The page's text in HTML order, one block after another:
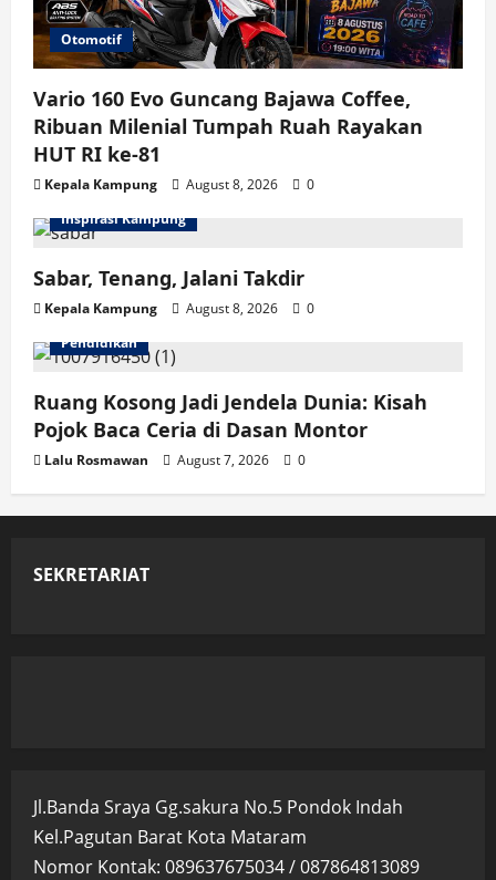
Otomotif
Vario 160 Evo Guncang Bajawa Coffee,
Ribuan Milenial Tumpah Ruah Rayakan
HUT RI ke-81
Kepala Kampung August 8, 2026
0
Inspirasi Kampung
Sabar, Tenang, Jalani Takdir
Kepala Kampung August 8, 2026
0
Pendidikan
Ruang Kosong Jadi Jendela Dunia: Kisah
Pojok Baca Ceria di Dasan Montor
Lalu Rosmawan August 7, 2026 0
SEKRETARIAT
Jl.Banda Sraya Gg.sakura No.5 Pondok Indah
Kel.Pagutan Barat Kota Mataram
Nomor Kontak: 089637675034 / 087864813089